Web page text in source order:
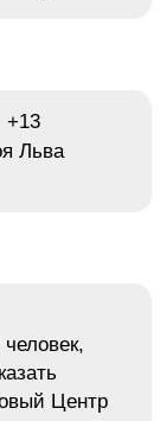
+13
Льва
Центр